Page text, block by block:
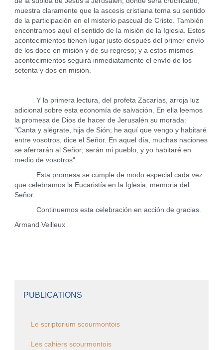
muestra claramente que la ascesis cristiana toma su sentido
de la participación en el misterio pascual de Cristo. También
encontramos aquí el sentido de la misión de la Iglesia. Estos
acontecimientos tienen lugar justo después del primer envío
de los doce en misión y de su regreso; y a estos mismos
acontecimientos seguirá inmediatamente el envío de los
setenta y dos en misión.
Y la primera lectura, del profeta Zacarías, arroja luz
adicional sobre esta economía de salvación. En ella leemos
la promesa de Dios de hacer de Jerusalén su morada:
"Canta y alégrate, hija de Sión; he aquí que vengo y habitaré
entre vosotros, dice el Señor. En aquel día, muchas naciones
se aferrarán al Señor; serán mi pueblo, y yo habitaré en
medio de vosotros".
Esta promesa se cumple de modo especial cada vez
que celebramos la Eucaristía en la Iglesia, memoria del
Señor.
Continuemos esta celebración en acción de gracias.
Armand Veilleux
PUBLICATIONS
Le scriptorium scourmontois
Les cahiers scourmontois